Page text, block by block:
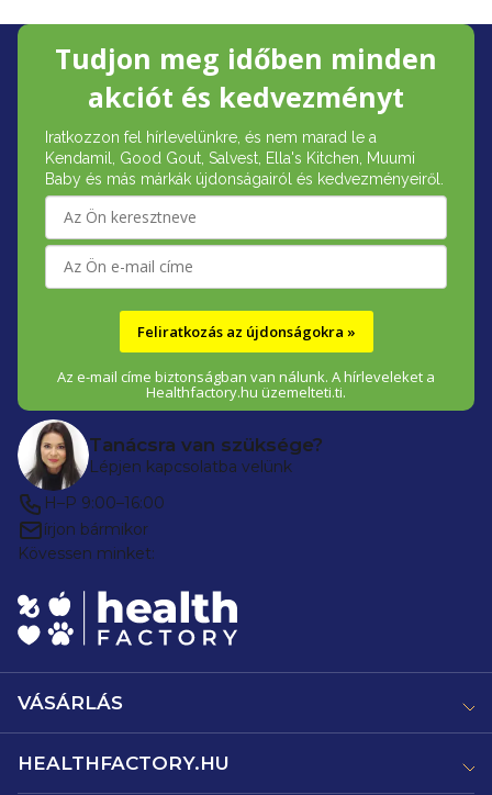
Tudjon meg időben minden
akciót és kedvezményt
Iratkozzon fel hírlevelünkre, és nem marad le a
Kendamil, Good Gout, Salvest, Ella's Kitchen, Muumi
Baby és más márkák újdonságairól és kedvezményeiről.
Feliratkozás az újdonságokra »
Az e-mail címe biztonságban van nálunk. A hírleveleket a
Healthfactory.hu üzemelteti.ti.
Tanácsra van szüksége?
Lépjen kapcsolatba velünk
H–P 9:00–16:00
írjon bármikor
Kövessen minket:
VÁSÁRLÁS
HEALTHFACTORY.HU